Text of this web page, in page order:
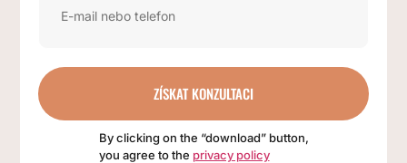
ZÍSKAT KONZULTACI
By clicking on the “download” button,
you agree to the privacy policy